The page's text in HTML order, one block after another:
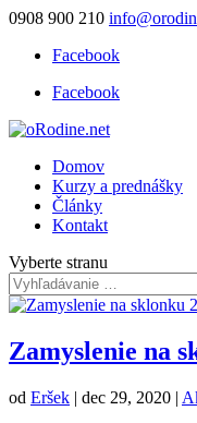
0908 900 210
Facebook
Facebook
Domov
Kurzy a prednášky
Články
Kontakt
Vyberte stranu
Zamyslenie na
od Eršek | dec 29, 2020 |